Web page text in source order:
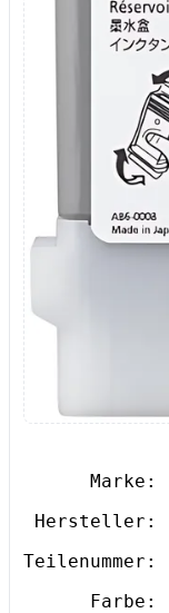
Marke:
Hersteller:
Teilenummer:
Farbe: